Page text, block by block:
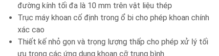
đường kính tối đa là 10 mm trên vật liệu thép
Trục máy khoan cố định trong ổ bi cho phép khoan chính
xác cao
Thiết kế nhỏ gọn và trọng lượng thấp cho phép xử lý tối
ưu trong các ứng dụng khoan cỡ trung bình